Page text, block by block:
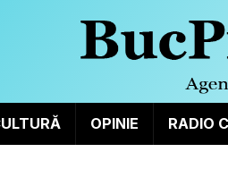
OPINIE RADIO